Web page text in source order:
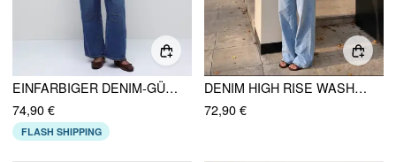
EINFARBIGER DENIM-GÜRTELSCHNALLEN-OVERALL MIT TASCHEN
74,90 €
FLASH SHIPPING
DENIM HIGH RISE WASHED METAL DETAIL WIDE LEG JUMPSUIT KURVE & PLUS
72,90 €